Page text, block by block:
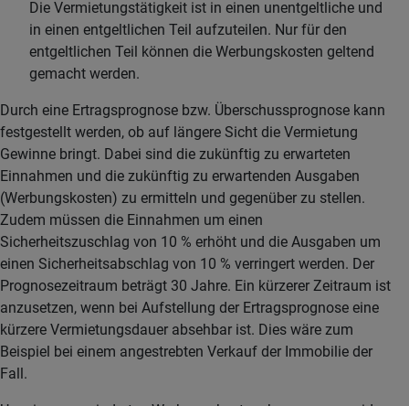
Die Vermietungstätigkeit ist in einen unentgeltliche und
in einen entgeltlichen Teil aufzuteilen. Nur für den
entgeltlichen Teil können die Werbungskosten geltend
gemacht werden.
Durch eine Ertragsprognose bzw. Überschussprognose kann
festgestellt werden, ob auf längere Sicht die Vermietung
Gewinne bringt. Dabei sind die zukünftig zu erwarteten
Einnahmen und die zukünftig zu erwartenden Ausgaben
(Werbungskosten) zu ermitteln und gegenüber zu stellen.
Zudem müssen die Einnahmen um einen
Sicherheitszuschlag von 10 % erhöht und die Ausgaben um
einen Sicherheitsabschlag von 10 % verringert werden. Der
Prognosezeitraum beträgt 30 Jahre. Ein kürzerer Zeitraum ist
anzusetzen, wenn bei Aufstellung der Ertragsprognose eine
kürzere Vermietungsdauer absehbar ist. Dies wäre zum
Beispiel bei einem angestrebten Verkauf der Immobilie der
Fall.